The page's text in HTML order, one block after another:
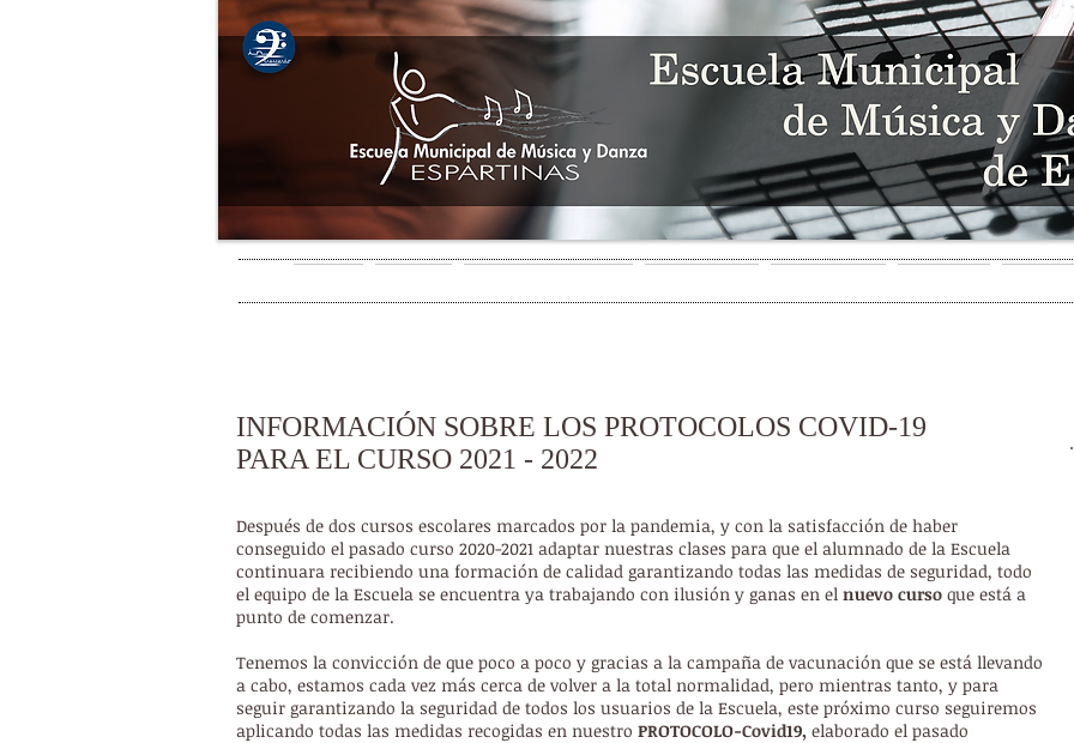
HUDSON SCHOOL
SINCE 2023
INFORMACIÓN SOBRE LOS PROTOCOLOS COVID-19
PARA EL CURSO 2021 - 2022
Después de dos cursos escolares marcados por la pandemia, y con la satisfacción de haber
conseguido el pasado curso 2020-2021 adaptar nuestras clases para que el alumnado de la Escuela
continuara recibiendo una formación de calidad garantizando todas las medidas de seguridad, todo
el equipo de la Escuela se encuentra ya trabajando con ilusión y ganas en el nuevo curso que está a
punto de comenzar.
Tenemos la convicción de que poco a poco y gracias a la campaña de vacunación que se está llevando
a cabo, estamos cada vez más cerca de volver a la total normalidad, pero mientras tanto, y para
seguir garantizando la seguridad de todos los usuarios de la Escuela, este próximo curso seguiremos
aplicando todas las medidas recogidas en nuestro PROTOCOLO-Covid19, elaborado el pasado